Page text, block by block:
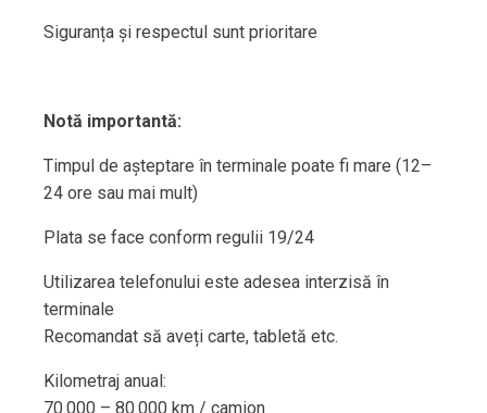
Siguranța și respectul sunt prioritare
Notă importantă:
Timpul de așteptare în terminale poate fi mare (12–
24 ore sau mai mult)
Plata se face conform regulii 19/24
Utilizarea telefonului este adesea interzisă în
terminale
Recomandat să aveți carte, tabletă etc.
Kilometraj anual:
70.000 – 80.000 km / camion